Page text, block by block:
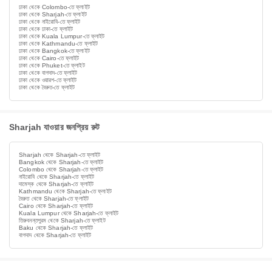
ঢাকা থেকে Colombo-তে ফ্লাইট
ঢাকা থেকে Sharjah-তে ফ্লাইট
ঢাকা থেকে নাইরোবি-তে ফ্লাইট
ঢাকা থেকে ঢাকা-তে ফ্লাইট
ঢাকা থেকে Kuala Lumpur-তে ফ্লাইট
ঢাকা থেকে Kathmandu-তে ফ্লাইট
ঢাকা থেকে Bangkok-তে ফ্লাইট
ঢাকা থেকে Cairo-তে ফ্লাইট
ঢাকা থেকে Phuket-তে ফ্লাইট
ঢাকা থেকে বাগদাদ-তে ফ্লাইট
ঢাকা থেকে ওয়ারশ-তে ফ্লাইট
ঢাকা থেকে বৈরুত-তে ফ্লাইট
Sharjah যাওয়ার জনপ্রিয় রুট
Sharjah থেকে Sharjah-তে ফ্লাইট
Bangkok থেকে Sharjah-তে ফ্লাইট
Colombo থেকে Sharjah-তে ফ্লাইট
নাইরোবি থেকে Sharjah-তে ফ্লাইট
দামেস্ক থেকে Sharjah-তে ফ্লাইট
Kathmandu থেকে Sharjah-তে ফ্লাইট
বৈরুত থেকে Sharjah-তে ফ্লাইট
Cairo থেকে Sharjah-তে ফ্লাইট
Kuala Lumpur থেকে Sharjah-তে ফ্লাইট
তিরুবনন্তপুরম থেকে Sharjah-তে ফ্লাইট
Baku থেকে Sharjah-তে ফ্লাইট
বাগদাদ থেকে Sharjah-তে ফ্লাইট